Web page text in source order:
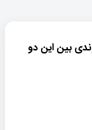
بین این دو